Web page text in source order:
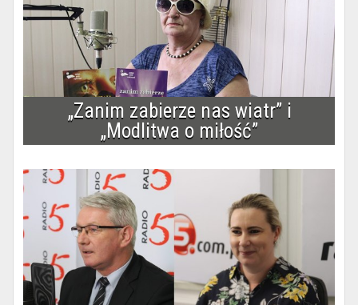
„Zanim zabierze nas wiatr” i
„Modlitwa o miłość”